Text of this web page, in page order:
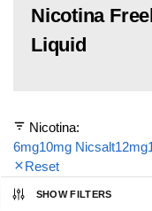
Nicotina
Liquid
Nicotina:
6mg10mg Nicsalt12mg
Reset
SHOW FILTERS